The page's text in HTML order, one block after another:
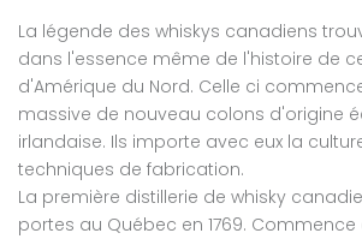
La légende des whiskys canadiens
dans l'essence même de l'histoire de
d'Amérique du Nord. Celle ci
massive de nouveau colons d'origine
irlandaise. Ils importe avec eux la
techniques de fabrication.
La première distillerie de whisky
portes au Québec en 1769.